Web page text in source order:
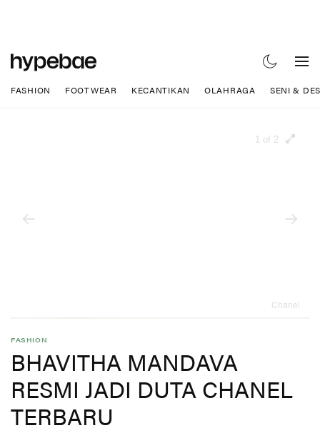
FASHION FOOTWEAR KECANTIKAN OLAHRAGA SENI &
1 of 2
Chanel
FASHION
BHAVITHA MANDAVA
RESMI JADI DUTA CHANEL
TERBARU